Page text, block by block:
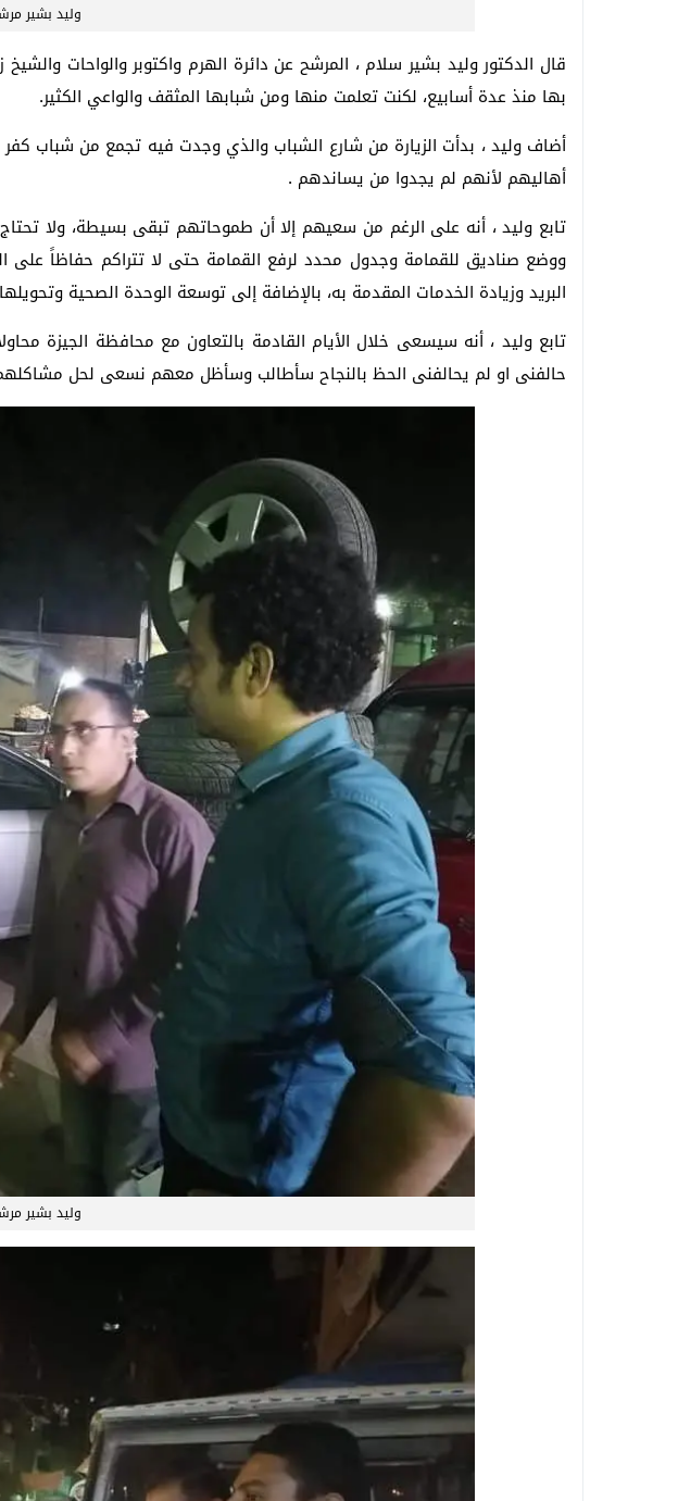
وليد بشير
قال الدكتور وليد بشير سلام ، المرشح عن دائرة الهرم واكتوبر والواحات
بها منذ عدة أسابيع، لكنت تعلمت منها ومن شبابها المثقف والواعي الكثير.
أضاف وليد ، بدأت الزيارة من شارع الشباب والذي وجدت فيه تجمع من شباب
أهاليهم لأنهم لم يجدوا من يساندهم .
تابع وليد ، أنه على الرغم من سعيهم إلا أن طموحاتهم تبقى بسيطة، ولا
ووضع صناديق للقمامة وجدول محدد لرفع القمامة حتى لا تتراكم حفاظاً
البريد وزيادة الخدمات المقدمة به، بالإضافة إلى توسعة الوحدة الصحية
تابع وليد ، أنه سيسعى خلال الأيام القادمة بالتعاون مع محافظة الجيزة
حالفنى او لم يحالفنى الحظ بالنجاح سأطالب وسأظل معهم نسعى لحل
وليد بشير